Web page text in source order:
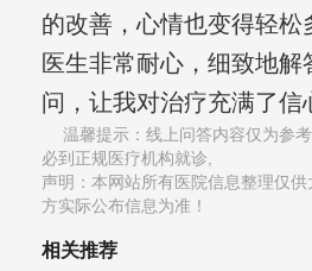
的改善，心情也变得轻松
医生非常耐心，细致地解
问，让我对治疗充满了信
温馨提示：线上问答内容仅为参
必到正规医疗机构就诊,
声明：本网站所有医院信息整理仅
方实际公布信息为准！
相关推荐